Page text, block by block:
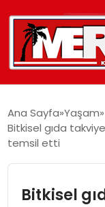
YAŞAM
Ana Sayfa Yaşam
Bitkisel gıda
temsil etti
Bitkisel